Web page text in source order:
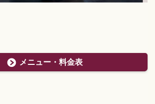
メニュー・料金表